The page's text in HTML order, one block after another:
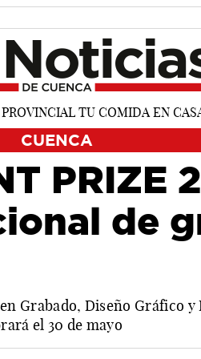
CUENCA
PRIZE
de
Grabado, Diseño Gráfico y
el 30 de mayo